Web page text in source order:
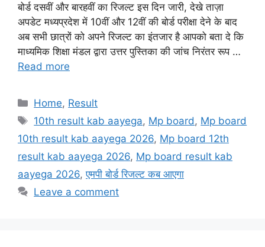
बोर्ड दसवीं और बारहवीं का रिजल्ट इस दिन जारी, देखे ताज़ा
अपडेट मध्यप्रदेश में 10वीं और 12वीं की बोर्ड परीक्षा देने के बाद
अब सभी छात्रों को अपने रिजल्ट का इंतजार है आपको बता दे कि
माध्यमिक शिक्षा मंडल द्वारा उत्तर पुस्तिका की जांच निरंतर रूप …
Read more
Categories
Home, Result
Tags
10th result kab aayega, Mp board , Mp board
10th result kab aayega 2026, Mp board 12th
result kab aayega 2026, Mp board result kab
aayega 2026,एमपी बोर्ड रिजल्ट कब आएगा
Leave a comment